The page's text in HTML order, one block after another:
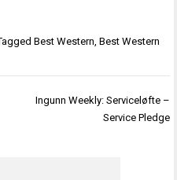
Best Western,Best Western
Ingunn Weekly: Serviceløfte –
Service Pledge